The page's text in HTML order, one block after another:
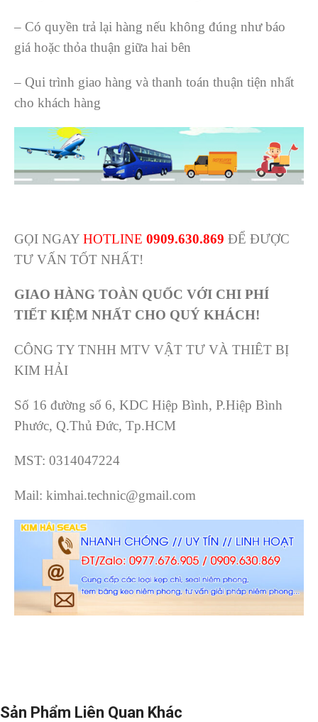
– Có quyền trả lại hàng nếu không đúng như báo
giá hoặc thỏa thuận giữa hai bên
– Qui trình giao hàng và thanh toán thuận tiện nhất
cho khách hàng
GỌI NGAY HOTLINE 0909.630.869 ĐỂ ĐƯỢC
TƯ VẤN TỐT NHẤT!
GIAO HÀNG TOÀN QUỐC VỚI CHI PHÍ
TIẾT KIỆM NHẤT CHO QUÝ KHÁCH!
CÔNG TY TNHH MTV VẬT TƯ VÀ THIÊT BỊ
KIM HẢI
Số 16 đường số 6, KDC Hiệp Bình, P.Hiệp Bình
Phước, Q.Thủ Đức, Tp.HCM
MST: 0314047224
Mail: kimhai.technic@gmail.com
Sản Phẩm Liên Quan Khác